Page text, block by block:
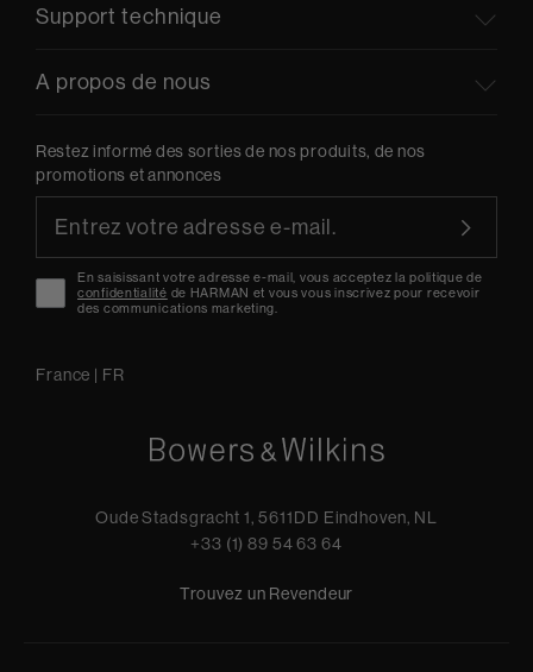
Support technique
A propos de nous
Restez informé des sorties de nos produits, de nos
promotions et annonces
En saisissant votre adresse e-mail, vous acceptez la politique de
confidentialité de HARMAN et vous vous inscrivez pour recevoir
des communications marketing.
France | FR
Oude Stadsgracht 1, 5611DD Eindhoven, NL
+33 (1) 89 54 63 64
Trouvez un Revendeur